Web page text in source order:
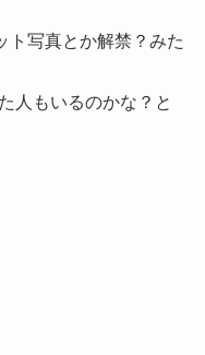
ト写真とか解禁？みた
人もいるのかな？と